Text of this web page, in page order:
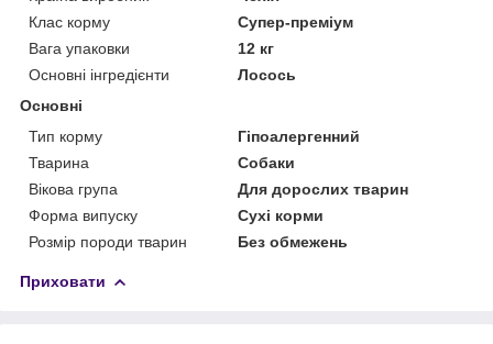
Клас корму
Супер-преміум
Вага упаковки
12 кг
Основні інгредієнти
Лосось
Основні
Тип корму
Гіпоалергенний
Тварина
Собаки
Вікова група
Для дорослих тварин
Форма випуску
Сухі корми
Розмір породи тварин
Без обмежень
Приховати